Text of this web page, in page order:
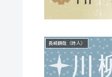
長崎瞬哉（詩人）